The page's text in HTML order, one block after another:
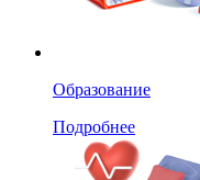
Образование
Подробнее